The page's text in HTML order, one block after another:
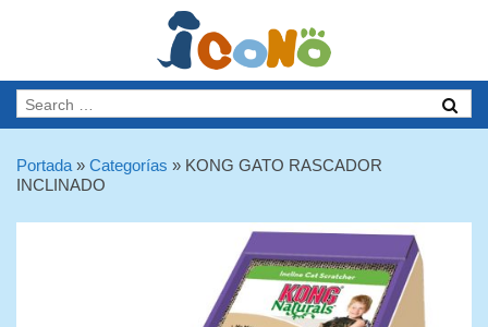
Portada » Categorías » KONG GATO RASCADOR
INCLINADO